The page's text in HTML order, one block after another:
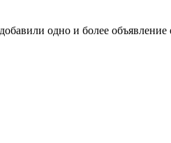
одно и более